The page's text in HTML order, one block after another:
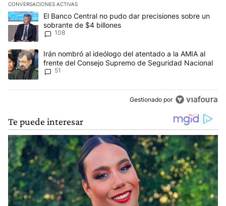
CONVERSACIONES ACTIVAS
Este listado muestra los artículos con más comentarios en los
Un artículo de tendencia con el título "El Banco Central no pudo
El Banco Central no pudo dar precisiones sobre un
sobrante de $4 billones
108
Un artículo de tendencia con el título "Irán nombró al ideólogo
Irán nombró al ideólogo del atentado a la AMIA al
frente del Consejo Supremo de Seguridad Nacional
51
Gestionado por